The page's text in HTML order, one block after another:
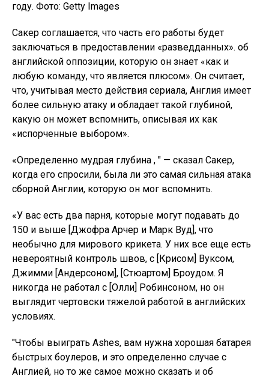
году. Фото: Getty Images
Сакер соглашается, что часть его работы будет
заключаться в предоставлении «разведданных». об
английской оппозиции, которую он знает «как и
любую команду, что является плюсом». Он считает,
что, учитывая место действия сериала, Англия имеет
более сильную атаку и обладает такой глубиной,
какую он может вспомнить, описывая их как
«испорченные выбором».
«Определенно мудрая глубина , " — сказал Сакер,
когда его спросили, была ли это самая сильная атака
сборной Англии, которую он мог вспомнить.
«У вас есть два парня, которые могут подавать до
150 и выше [Джофра Арчер и Марк Вуд], что
необычно для мирового крикета. У них все еще есть
невероятный контроль швов, с [Крисом] Вуксом,
Джимми [Андерсоном], [Стюартом] Броудом. Я
никогда не работал с [Олли] Робинсоном, но он
выглядит чертовски тяжелой работой в английских
условиях.
"Чтобы выиграть Ashes, вам нужна хорошая батарея
быстрых боулеров, и это определенно случае с
Англией, но то же самое можно сказать и об